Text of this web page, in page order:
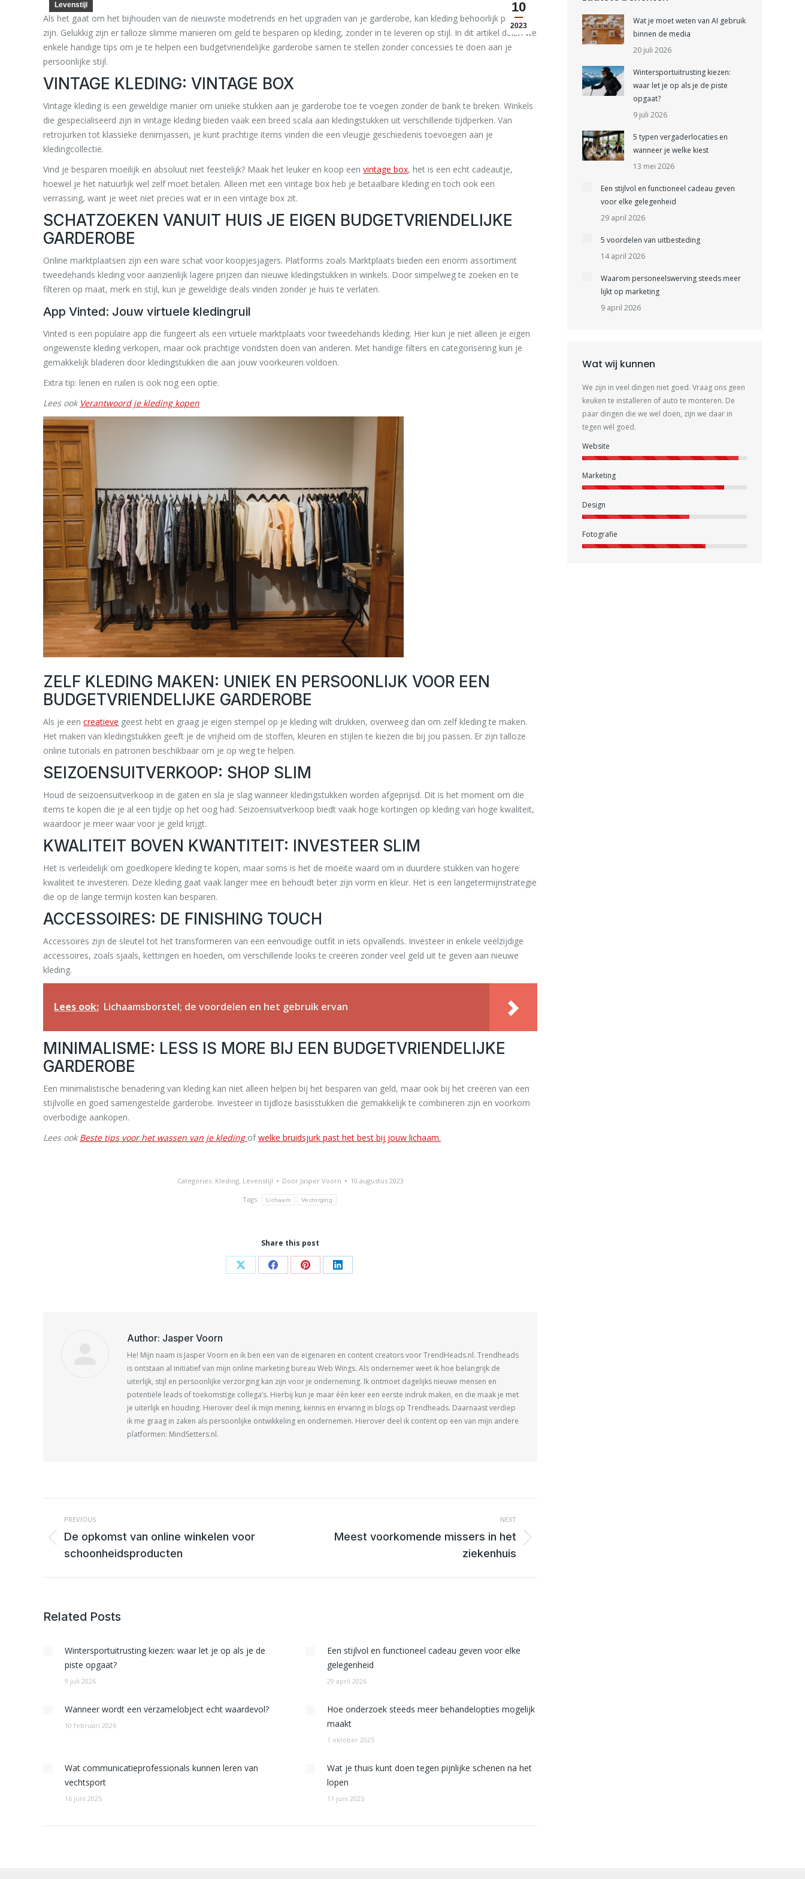
10
2023
Levenstijl
Als het gaat om het bijhouden van de nieuwste modetrends en het upgraden van je garderobe, kan kleding behoorlijk prijzig
zijn. Gelukkig zijn er talloze slimme manieren om geld te besparen op kleding, zonder in te leveren op stijl. In dit artikel delen we
enkele handige tips om je te helpen een budgetvriendelijke garderobe samen te stellen zonder concessies te doen aan je
persoonlijke stijl.
VINTAGE KLEDING: VINTAGE BOX
Vintage kleding is een geweldige manier om unieke stukken aan je garderobe toe te voegen zonder de bank te breken. Winkels
die gespecialiseerd zijn in vintage kleding bieden vaak een breed scala aan kledingstukken uit verschillende tijdperken. Van
retrojurken tot klassieke denimjassen, je kunt prachtige items vinden die een vleugje geschiedenis toevoegen aan je
kledingcollectie.
Vind je besparen moeilijk en absoluut niet feestelijk? Maak het leuker en koop een vintage box, het is een echt cadeautje,
hoewel je het natuurlijk wel zelf moet betalen. Alleen met een vintage box heb je betaalbare kleding en toch ook een
verrassing, want je weet niet precies wat er in een vintage box zit.
SCHATZOEKEN VANUIT HUIS JE EIGEN BUDGETVRIENDELIJKE
GARDEROBE
Online marktplaatsen zijn een ware schat voor koopjesjagers. Platforms zoals Marktplaats bieden een enorm assortiment
tweedehands kleding voor aanzienlijk lagere prijzen dan nieuwe kledingstukken in winkels. Door simpelweg te zoeken en te
filteren op maat, merk en stijl, kun je geweldige deals vinden zonder je huis te verlaten.
App Vinted: Jouw virtuele kledingruil
Vinted is een populaire app die fungeert als een virtuele marktplaats voor tweedehands kleding. Hier kun je niet alleen je eigen
ongewenste kleding verkopen, maar ook prachtige vondsten doen van anderen. Met handige filters en categorisering kun je
gemakkelijk bladeren door kledingstukken die aan jouw voorkeuren voldoen.
Extra tip: lenen en ruilen is ook nog een optie.
Lees ook Verantwoord je kleding kopen
ZELF KLEDING MAKEN: UNIEK EN PERSOONLIJK VOOR EEN
BUDGETVRIENDELIJKE GARDEROBE
Als je een creatieve geest hebt en graag je eigen stempel op je kleding wilt drukken, overweeg dan om zelf kleding te maken.
Het maken van kledingstukken geeft je de vrijheid om de stoffen, kleuren en stijlen te kiezen die bij jou passen. Er zijn talloze
online tutorials en patronen beschikbaar om je op weg te helpen.
SEIZOENSUITVERKOOP: SHOP SLIM
Houd de seizoensuitverkoop in de gaten en sla je slag wanneer kledingstukken worden afgeprijsd. Dit is het moment om die
items te kopen die je al een tijdje op het oog had. Seizoensuitverkoop biedt vaak hoge kortingen op kleding van hoge kwaliteit,
waardoor je meer waar voor je geld krijgt.
KWALITEIT BOVEN KWANTITEIT: INVESTEER SLIM
Het is verleidelijk om goedkopere kleding te kopen, maar soms is het de moeite waard om in duurdere stukken van hogere
kwaliteit te investeren. Deze kleding gaat vaak langer mee en behoudt beter zijn vorm en kleur. Het is een langetermijnstrategie
die op de lange termijn kosten kan besparen.
ACCESSOIRES: DE FINISHING TOUCH
Accessoires zijn de sleutel tot het transformeren van een eenvoudige outfit in iets opvallends. Investeer in enkele veelzijdige
accessoires, zoals sjaals, kettingen en hoeden, om verschillende looks te creëren zonder veel geld uit te geven aan nieuwe
kleding.
Lees ook: Lichaamsborstel; de voordelen en het gebruik ervan
MINIMALISME: LESS IS MORE BIJ EEN BUDGETVRIENDELIJKE
GARDEROBE
Een minimalistische benadering van kleding kan niet alleen helpen bij het besparen van geld, maar ook bij het creëren van een
stijlvolle en goed samengestelde garderobe. Investeer in tijdloze basisstukken die gemakkelijk te combineren zijn en voorkom
overbodige aankopen.
Lees ookBeste tips voor het wassen van je kleding ofwelke bruidsjurk past het best bij jouw lichaam.
Categories: Kleding, Levenstijl Door Jasper Voorn 10 augustus 2023
Tags: Lichaam Verzorging
Share this post
Share Share Share Share
Author: Jasper Voorn
He! Mijn naam is Jasper Voorn en ik ben een van de eigenaren en content creators voor TrendHeads.nl. Trendheads
is ontstaan al initiatief van mijn online marketing bureau Web Wings. Als ondernemer weet ik hoe belangrijk de
uiterlijk, stijl en persoonlijke verzorging kan zijn voor je onderneming. Ik ontmoet dagelijks nieuwe mensen en
potentiële leads of toekomstige collega’s. Hierbij kun je maar één keer een eerste indruk maken, en die maak je met
je uiterlijk en houding. Hierover deel ik mijn mening, kennis en ervaring in blogs op Trendheads. Daarnaast verdiep
ik me graag in zaken als persoonlijke ontwikkeling en ondernemen. Hierover deel ik content op een van mijn andere
platformen: MindSetters.nl.
NAVIGATION
PREVIOUS
Previous
post:
De opkomst van online winkelen voor
schoonheidsproducten
NEXT
Meest voorkomende missers in het
ziekenhuis
Related Posts
Wintersportuitrusting kiezen: waar let je op als je de
piste opgaat?
9 juli 2026
Een stijlvol en functioneel cadeau geven voor elke
gelegenheid
29 april 2026
Wanneer wordt een verzamelobject echt waardevol?
10 februari 2026
Hoe onderzoek steeds meer behandelopties mogelijk
maakt
1 oktober 2025
Wat communicatieprofessionals kunnen leren van
vechtsport
16 juni 2025
Wat je thuis kunt doen tegen pijnlijke schenen na het
lopen
11 juni 2025
Wat je moet weten van AI gebruik
binnen de media
20 juli 2026
Wintersportuitrusting kiezen:
waar let je op als je de piste
opgaat?
9 juli 2026
5 typen vergaderlocaties en
wanneer je welke kiest
13 mei 2026
Een stijlvol en functioneel cadeau geven
voor elke gelegenheid
29 april 2026
5 voordelen van uitbesteding
14 april 2026
Waarom personeelswerving steeds meer
lijkt op marketing
9 april 2026
Wat wij kunnen
We zijn in veel dingen niet goed. Vraag ons geen
keuken te installeren of auto te monteren. De
paar dingen die we wel doen, zijn we daar in
tegen wél goed.
Website
Marketing
Design
Fotografie